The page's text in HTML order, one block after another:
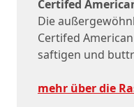
Certifed
Die
Certifed
saftigen und
mehr über die